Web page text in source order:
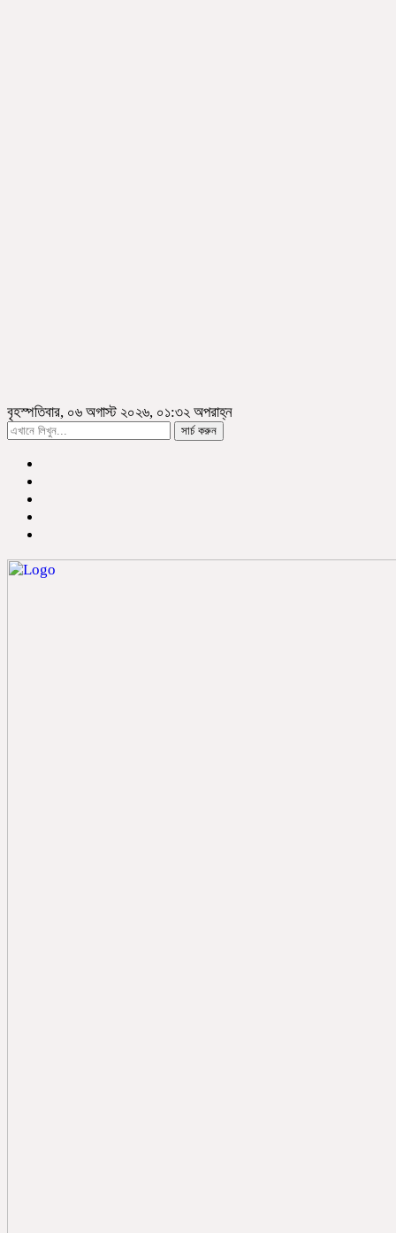
বৃহস্পতিবার, ০৬ অগাস্ট ২০২৬, ০১:৩২ অপরাহ্ন
সার্চ করুন